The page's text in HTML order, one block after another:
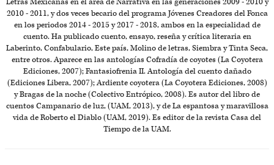
Letras Mexicanas en el área de Narrativa en las generaciones 2009 - 2010 y
2010 - 2011, y dos veces becario del programa Jóvenes Creadores del Fonca
en los periodos 2014 - 2015 y 2017 - 2018, ambos en la especialidad de
cuento. Ha publicado cuento, ensayo, reseña y crítica literaria en
Laberinto, Confabulario, Este país, Molino de letras, Siembra y Tinta Seca,
entre otros. Aparece en las antologías Cofradía de coyotes (La Coyotera
Ediciones, 2007); Fantasiofrenia II. Antología del cuento dañado
(Ediciones Libera, 2007); Ardiente coyotera (La Coyotera Ediciones, 2008)
y Bragas de la noche (Colectivo Entrópico, 2008). Es autor del libro de
cuentos Campanario de luz, (UAM, 2013), y de La espantosa y maravillosa
vida de Roberto el Diablo (UAM, 2019). Es editor de la revista Casa del
Tiempo de la UAM.